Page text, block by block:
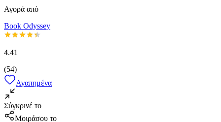
Αγορά από
Book Odyssey
4.41
(54)
Αγαπημένα
Σύγκρινέ το
Μοιράσου το